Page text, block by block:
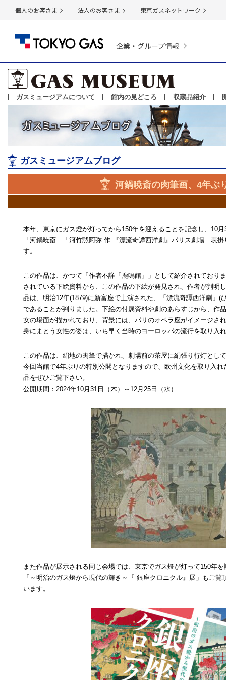
個人のお客さま 法人のお客さま 東京ガスネットワーク
企業・グループ情報
ガスミュージアムについて 館内の見どころ 収蔵品紹介
ガスミュージアムブログ
河鍋暁斎の肉筆画、4年ぶ
本年、東京にガス燈が灯ってから150年を迎えることを記念し、10
「河鍋暁斎 「河竹黙阿弥 作 『漂流奇譚西洋劇』パリス劇場 表掛
す。
この作品は、かつて「作者不詳「鹿鳴館」」として紹介されており
されている下絵資料から、この作品の下絵が発見され、作者が判明
品は、明治12年(1879)に新富座で上演された、「漂流奇譚西洋劇」(
であることが判りました。下絵の付属資料や劇のあらすじから、作
女の場面が描かれており、背景には、パリのオペラ座がイメージさ
身にまとう女性の姿は、いち早く当時のヨーロッパの流行を取り入
この作品は、絹地の肉筆で描かれ、劇場前の茶屋に絹張り行灯とし
今回当館で4年ぶりの特別公開となりますので、欧州文化を取り入
品をぜひご覧下さい。
公開期間：2024年10月31日（木）～12月25日（水）
また作品が展示される同じ会場では、東京でガス燈が灯って150年
「～明治のガス燈から現代の輝き～『 銀座クロニクル』展」もご
います。